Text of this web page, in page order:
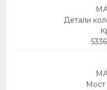
Детали